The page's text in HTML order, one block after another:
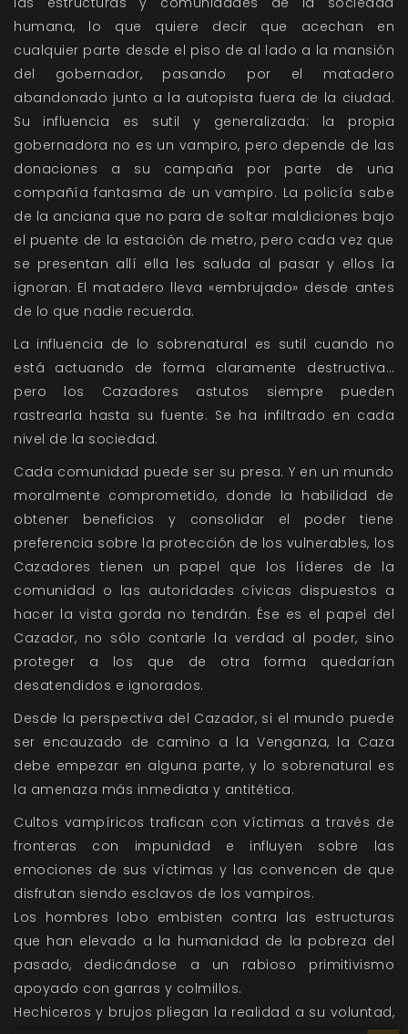
humana, lo que quiere decir que acechan en
cualquier parte desde el piso de al lado a la mansión
del gobernador, pasando por el matadero
abandonado junto a la autopista fuera de la ciudad.
Su influencia es sutil y generalizada: la propia
gobernadora no es un vampiro, pero depende de las
donaciones a su campaña por parte de una
compañía fantasma de un vampiro. La policía sabe
de la anciana que no para de soltar maldiciones bajo
el puente de la estación de metro, pero cada vez que
se presentan allí ella les saluda al pasar y ellos la
ignoran. El matadero lleva «embrujado» desde antes
de lo que nadie recuerda.
La influencia de lo sobrenatural es sutil cuando no
está actuando de forma claramente destructiva…
pero los Cazadores astutos siempre pueden
rastrearla hasta su fuente. Se ha infiltrado en cada
nivel de la sociedad.
Cada comunidad puede ser su presa. Y en un mundo
moralmente comprometido, donde la habilidad de
obtener beneficios y consolidar el poder tiene
preferencia sobre la protección de los vulnerables, los
Cazadores tienen un papel que los líderes de la
comunidad o las autoridades cívicas dispuestos a
hacer la vista gorda no tendrán. Ése es el papel del
Cazador, no sólo contarle la verdad al poder, sino
proteger a los que de otra forma quedarían
desatendidos e ignorados.
Desde la perspectiva del Cazador, si el mundo puede
ser encauzado de camino a la Venganza, la Caza
debe empezar en alguna parte, y lo sobrenatural es
la amenaza más inmediata y antitética.
Cultos vampíricos trafican con víctimas a través de
fronteras con impunidad e influyen sobre las
emociones de sus víctimas y las convencen de que
disfrutan siendo esclavos de los vampiros.
Los hombres lobo embisten contra las estructuras
que han elevado a la humanidad de la pobreza del
pasado, dedicándose a un rabioso primitivismo
apoyado con garras y colmillos.
Hechiceros y brujos pliegan la realidad a su voluntad,